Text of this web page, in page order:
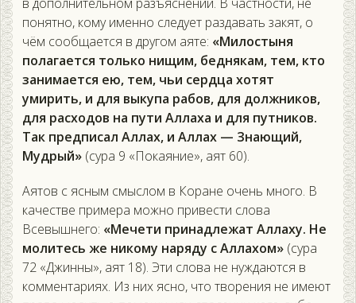
понятно, кому именно следует раздавать закят, о
чём сообщается в другом аяте: «Милостыня
полагается только нищим, беднякам, тем, кто
занимается ею, тем, чьи сердца хотят
умирить, и для выкупа рабов, для должников,
для расходов на пути Аллаха и для путников.
Так предписал Аллах, и Аллах — Знающий,
Мудрый» (сура 9 «Покаяние», аят 60).
Аятов с ясным смыслом в Коране очень много. В
качестве примера можно привести слова
Всевышнего: «Мечети принадлежат Аллаху. Не
молитесь же никому наряду с Аллахом» (сура
72 «Джинны», аят 18). Эти слова не нуждаются в
комментариях. Из них ясно, что творения не имеют